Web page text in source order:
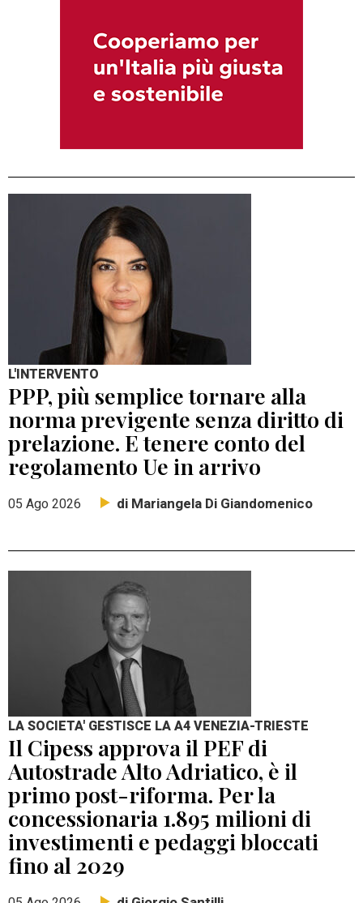
L'INTERVENTO
PPP, più semplice tornare alla
norma previgente senza diritto di
prelazione. E tenere conto del
regolamento Ue in arrivo
05 Ago 2026 di Mariangela Di Giandomenico
LA SOCIETA' GESTISCE LA A4 VENEZIA-TRIESTE
Il Cipess approva il PEF di
Autostrade Alto Adriatico, è il
primo post-riforma. Per la
concessionaria 1.895 milioni di
investimenti e pedaggi bloccati
fino al 2029